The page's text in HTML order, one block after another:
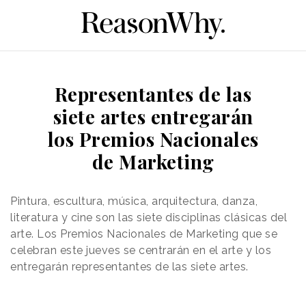
Representantes de las
siete artes entregarán
los Premios Nacionales
de Marketing
Pintura, escultura, música, arquitectura, danza,
literatura y cine son las siete disciplinas clásicas del
arte. Los Premios Nacionales de Marketing que se
celebran este jueves se centrarán en el arte y los
entregarán representantes de las siete artes.